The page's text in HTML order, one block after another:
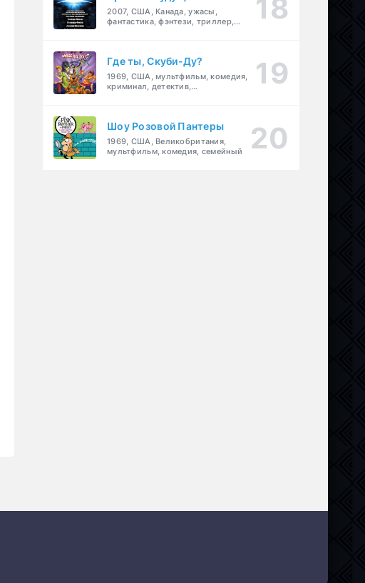
2007, США, Канада, ужасы,
фантастика, фэнтези, триллер,
Где ты, Скуби-Ду?
1969, США, мультфильм, комедия,
криминал, детектив,
Шоу Розовой Пантеры
1969, США, Великобритания,
мультфильм, комедия, семейный